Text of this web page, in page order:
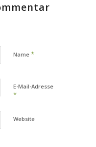
Name *
E-Mail-Adresse
*
Website